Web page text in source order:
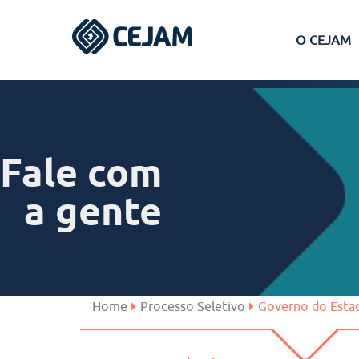
O CEJAM
Ferraz de Vasconcelos
São José dos Campos
Fale com
a gente
Home Processo Seletivo Governo do